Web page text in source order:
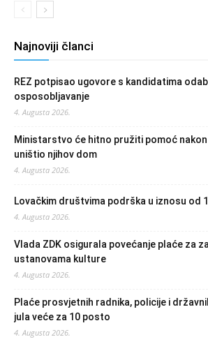
Najnoviji članci
REZ potpisao ugovore s kandidatima
osposobljavanje
4. Augusta 2026.
Ministarstvo će hitno pružiti pomoć
uništio njihov dom
4. Augusta 2026.
Lovačkim društvima podrška u iznosu od
4. Augusta 2026.
Vlada ZDK osigurala povećanje plaće za
ustanovama kulture
4. Augusta 2026.
Plaće prosvjetnih radnika, policije i
jula veće za 10 posto
4. Augusta 2026.